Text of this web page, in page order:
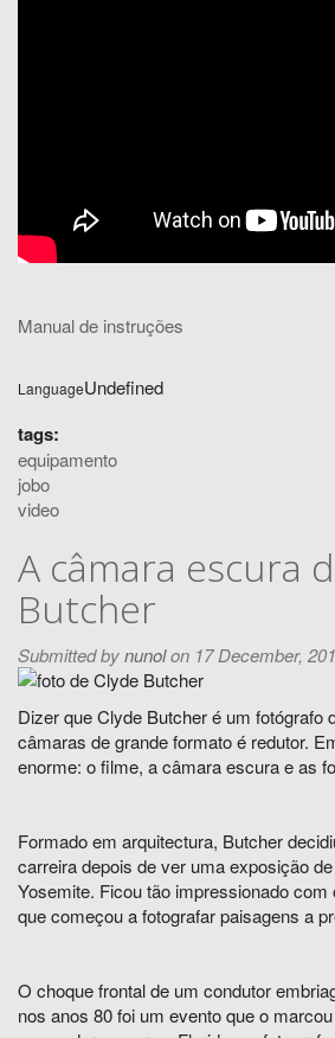
Manual de instruções
LanguageUndefined
tags:
equipamento
jobo
video
A câmara escura
Butcher
Submitted bynunolon 17 December,
Dizer que Clyde Butcher é um fotógrafo
câmaras de grande formato é redutor.
enorme: o filme, a câmara escura e as
Formado em arquitectura, Butcher
carreira depois de ver uma exposição
Yosemite. Ficou tão impressionado com
que começou a fotografar paisagens a
O choque frontal de um condutor
nos anos 80 foi um evento que o